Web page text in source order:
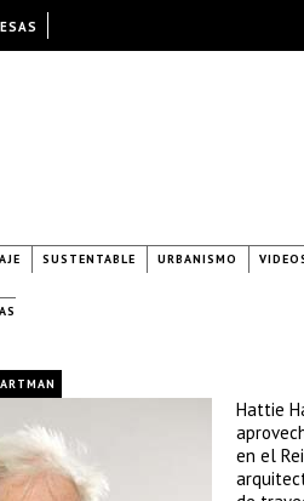
SUSTENTABLE URBANISMO
Hattie
en el